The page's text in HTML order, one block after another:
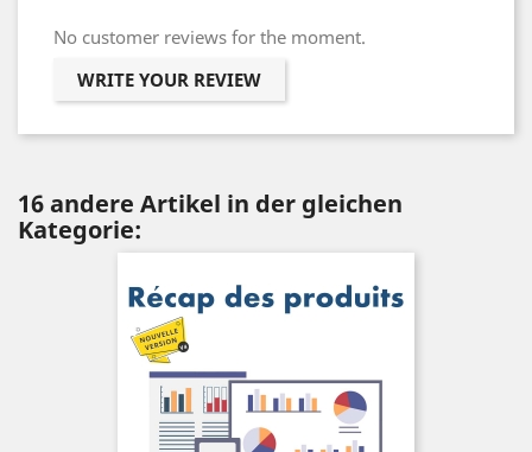
No customer reviews for the moment.
WRITE YOUR REVIEW
16 andere Artikel in der gleichen
Kategorie: